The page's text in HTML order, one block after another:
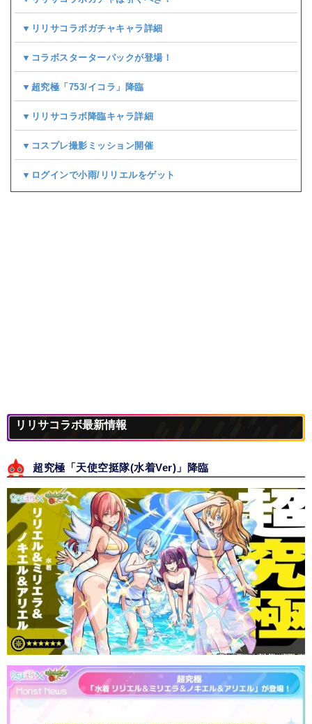
▼リリサコラボガチャキャラ詳細
▼コラボスターターパックが登場！
▼超究極「753/イコラ」降臨
▼リリサコラボ降臨キャラ詳細
▼コスプレ撮影ミッション開催
▼ログインで小雨/リリエルをゲット
リリサコラボ最新情報
超究極「天使空挺隊(水着Ver)」降臨